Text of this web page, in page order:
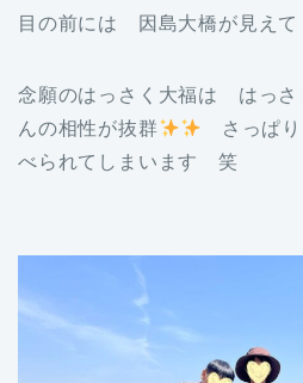
目の前には 因島大橋が見え
念願のはっさく大福は はっさ
んの相性が抜群
さっぱり
べられてしまいます 笑